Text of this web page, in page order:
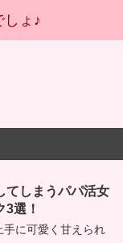
てしまうパパ活女
選！
手に可愛く甘えられ